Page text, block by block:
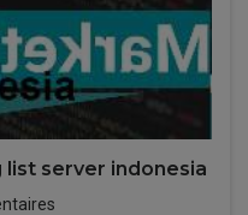
server indonesia